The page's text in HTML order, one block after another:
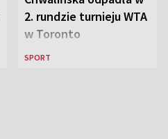
2. rundzie turnieju WTA
w Toronto
SPORT